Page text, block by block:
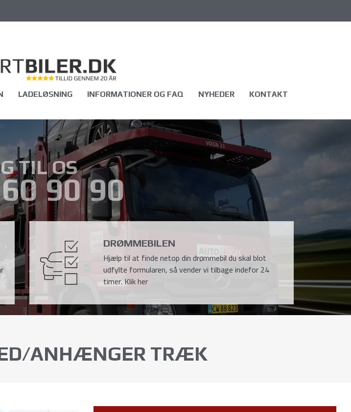
LADELØSNING INFORMATIONER OG FAQ NYHEDER KONTAKT
TIL OS
90 90
DRØMMEBILEN
Hjælp til at finde netop din drømmebil du skal blot
udfylte formularen, så vender vi tilbage indefor 24
timer. Klik her
ANHÆNGER TRÆK